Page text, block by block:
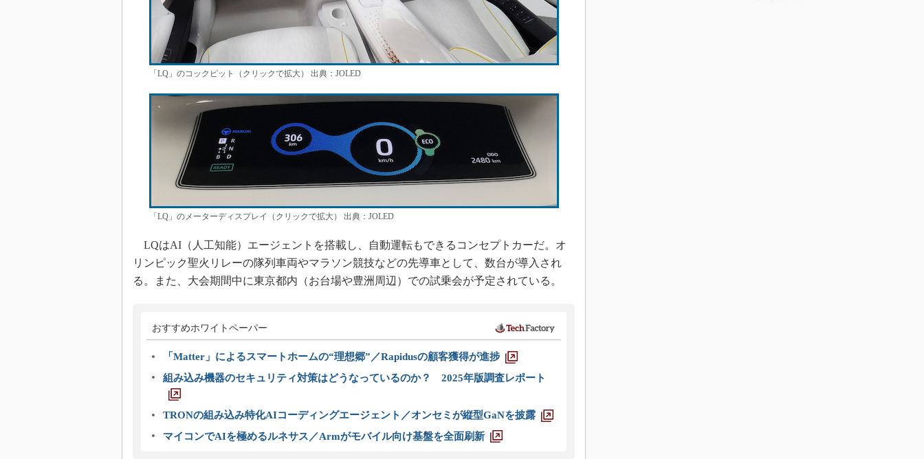
「LQ」のコックピット（クリックで拡大） 出典：JOLED
「LQ」のメーターディスプレイ（クリックで拡大） 出典：JOLED
LQはAI（人工知能）エージェントを搭載し、自動運転もできるコンセプトカーだ。オ
リンピック聖火リレーの隊列車両やマラソン競技などの先導車として、数台が導入され
る。また、大会期間中に東京都内（お台場や豊洲周辺）での試乗会が予定されている。
おすすめホワイトペーパー
「Matter」によるスマートホームの“理想郷”／Rapidusの顧客獲得が進捗
組み込み機器のセキュリティ対策はどうなっているのか？ 2025年版調査レポート
TRONの組み込み特化AIコーディングエージェント／オンセミが縦型GaNを披露
マイコンでAIを極めるルネサス／Armがモバイル向け基盤を全面刷新